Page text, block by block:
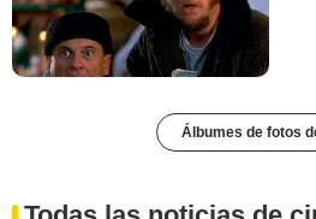
Álbumes de fotos